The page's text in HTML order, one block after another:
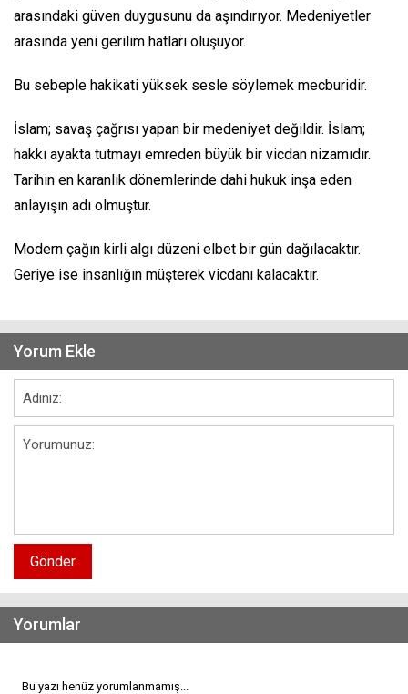
arasındaki güven duygusunu da aşındırıyor. Medeniyetler
arasında yeni gerilim hatları oluşuyor.
Bu sebeple hakikati yüksek sesle söylemek mecburidir.
İslam; savaş çağrısı yapan bir medeniyet değildir. İslam;
hakkı ayakta tutmayı emreden büyük bir vicdan nizamıdır.
Tarihin en karanlık dönemlerinde dahi hukuk inşa eden
anlayışın adı olmuştur.
Modern çağın kirli algı düzeni elbet bir gün dağılacaktır.
Geriye ise insanlığın müşterek vicdanı kalacaktır.
Yorum Ekle
Gönder
Yorumlar
Bu yazı henüz yorumlanmamış...